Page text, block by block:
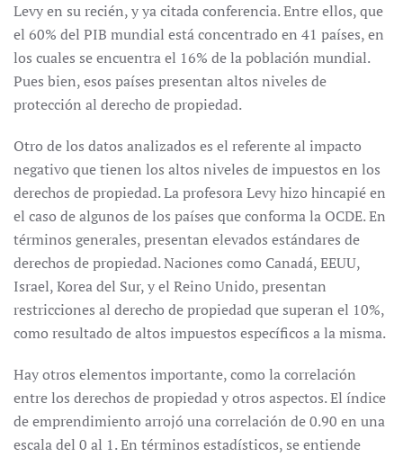
Levy en su recién, y ya citada conferencia. Entre ellos, que
el 60% del PIB mundial está concentrado en 41 países, en
los cuales se encuentra el 16% de la población mundial.
Pues bien, esos países presentan altos niveles de
protección al derecho de propiedad.
Otro de los datos analizados es el referente al impacto
negativo que tienen los altos niveles de impuestos en los
derechos de propiedad. La profesora Levy hizo hincapié en
el caso de algunos de los países que conforma la OCDE. En
términos generales, presentan elevados estándares de
derechos de propiedad. Naciones como Canadá, EEUU,
Israel, Korea del Sur, y el Reino Unido, presentan
restricciones al derecho de propiedad que superan el 10%,
como resultado de altos impuestos específicos a la misma.
Hay otros elementos importante, como la correlación
entre los derechos de propiedad y otros aspectos. El índice
de emprendimiento arrojó una correlación de 0.90 en una
escala del 0 al 1. En términos estadísticos, se entiende